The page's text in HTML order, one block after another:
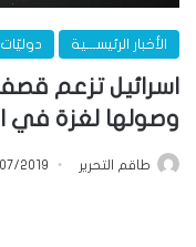
الأخبار الرئيســـية دوليّات
اسرائيل تزعم
وصولها لغزة في
طاقم التحرير 2019